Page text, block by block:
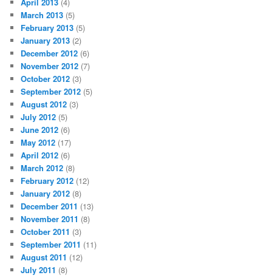
March 2013 (5)
February 2013 (5)
January 2013 (2)
December 2012 (6)
November 2012 (7)
October 2012 (3)
September 2012 (5)
August 2012 (3)
July 2012 (5)
June 2012 (6)
May 2012 (17)
April 2012 (6)
March 2012 (8)
February 2012 (12)
January 2012 (8)
December 2011 (13)
November 2011 (8)
October 2011 (3)
September 2011 (11)
August 2011 (12)
July 2011 (8)